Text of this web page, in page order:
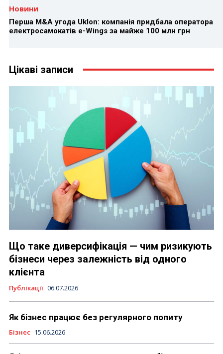
Новини
Перша M&A угода Uklon: компанія придбала оператора
електросамокатів e-Wings за майже 100 млн грн
Цікаві записи
Що таке диверсифікація — чим ризикують
бізнеси через залежність від одного
клієнта
Публікації 06.07.2026
Як бізнес працює без регулярного попиту
Бізнес 15.06.2026